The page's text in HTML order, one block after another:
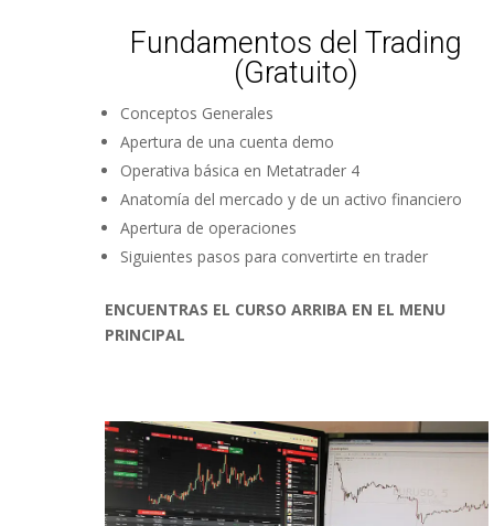
Fundamentos del Trading
(Gratuito)
Conceptos Generales
Apertura de una cuenta demo
Operativa básica en Metatrader 4
Anatomía del mercado y de un activo financiero
Apertura de operaciones
Siguientes pasos para convertirte en trader
ENCUENTRAS EL CURSO ARRIBA EN EL MENU
PRINCIPAL